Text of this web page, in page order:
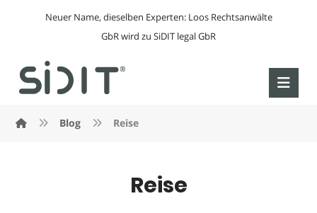
Neuer Name, dieselben Experten: Loos Rechtsanwälte
GbR wird zu SiDIT legal GbR
Blog Reise
Reise